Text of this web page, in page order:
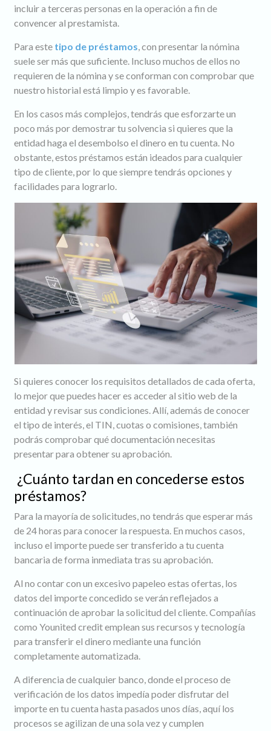
incluir a terceras personas en la operación a fin de
convencer al prestamista.
Para este tipo de préstamos, con presentar la nómina
suele ser más que suficiente. Incluso muchos de ellos no
requieren de la nómina y se conforman con comprobar que
nuestro historial está limpio y es favorable.
En los casos más complejos, tendrás que esforzarte un
poco más por demostrar tu solvencia si quieres que la
entidad haga el desembolso el dinero en tu cuenta. No
obstante, estos préstamos están ideados para cualquier
tipo de cliente, por lo que siempre tendrás opciones y
facilidades para lograrlo.
Si quieres conocer los requisitos detallados de cada oferta,
lo mejor que puedes hacer es acceder al sitio web de la
entidad y revisar sus condiciones. Allí, además de conocer
el tipo de interés, el TIN, cuotas o comisiones, también
podrás comprobar qué documentación necesitas
presentar para obtener su aprobación.
¿Cuánto tardan en concederse estos
préstamos?
Para la mayoría de solicitudes, no tendrás que esperar más
de 24 horas para conocer la respuesta. En muchos casos,
incluso el importe puede ser transferido a tu cuenta
bancaria de forma inmediata tras su aprobación.
Al no contar con un excesivo papeleo estas ofertas, los
datos del importe concedido se verán reflejados a
continuación de aprobar la solicitud del cliente. Compañías
como Younited credit emplean sus recursos y tecnología
para transferir el dinero mediante una función
completamente automatizada.
A diferencia de cualquier banco, donde el proceso de
verificación de los datos impedía poder disfrutar del
importe en tu cuenta hasta pasados unos días, aquí los
procesos se agilizan de una sola vez y cumplen